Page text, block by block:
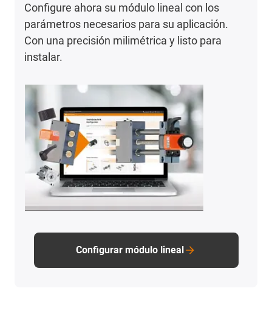
Configure ahora su módulo lineal con los
parámetros necesarios para su aplicación.
Con una precisión milimétrica y listo para
instalar.
Configurar módulo lineal